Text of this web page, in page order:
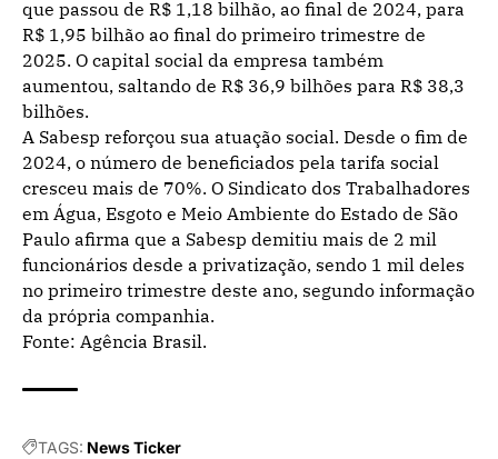
que passou de R$ 1,18 bilhão, ao final de 2024, para
R$ 1,95 bilhão ao final do primeiro trimestre de
2025. O capital social da empresa também
aumentou, saltando de R$ 36,9 bilhões para R$ 38,3
bilhões.
A Sabesp reforçou sua atuação social. Desde o fim de
2024, o número de beneficiados pela tarifa social
cresceu mais de 70%. O Sindicato dos Trabalhadores
em Água, Esgoto e Meio Ambiente do Estado de São
Paulo afirma que a Sabesp demitiu mais de 2 mil
funcionários desde a privatização, sendo 1 mil deles
no primeiro trimestre deste ano, segundo informação
da própria companhia.
Fonte: Agência Brasil.
TAGS: News Ticker